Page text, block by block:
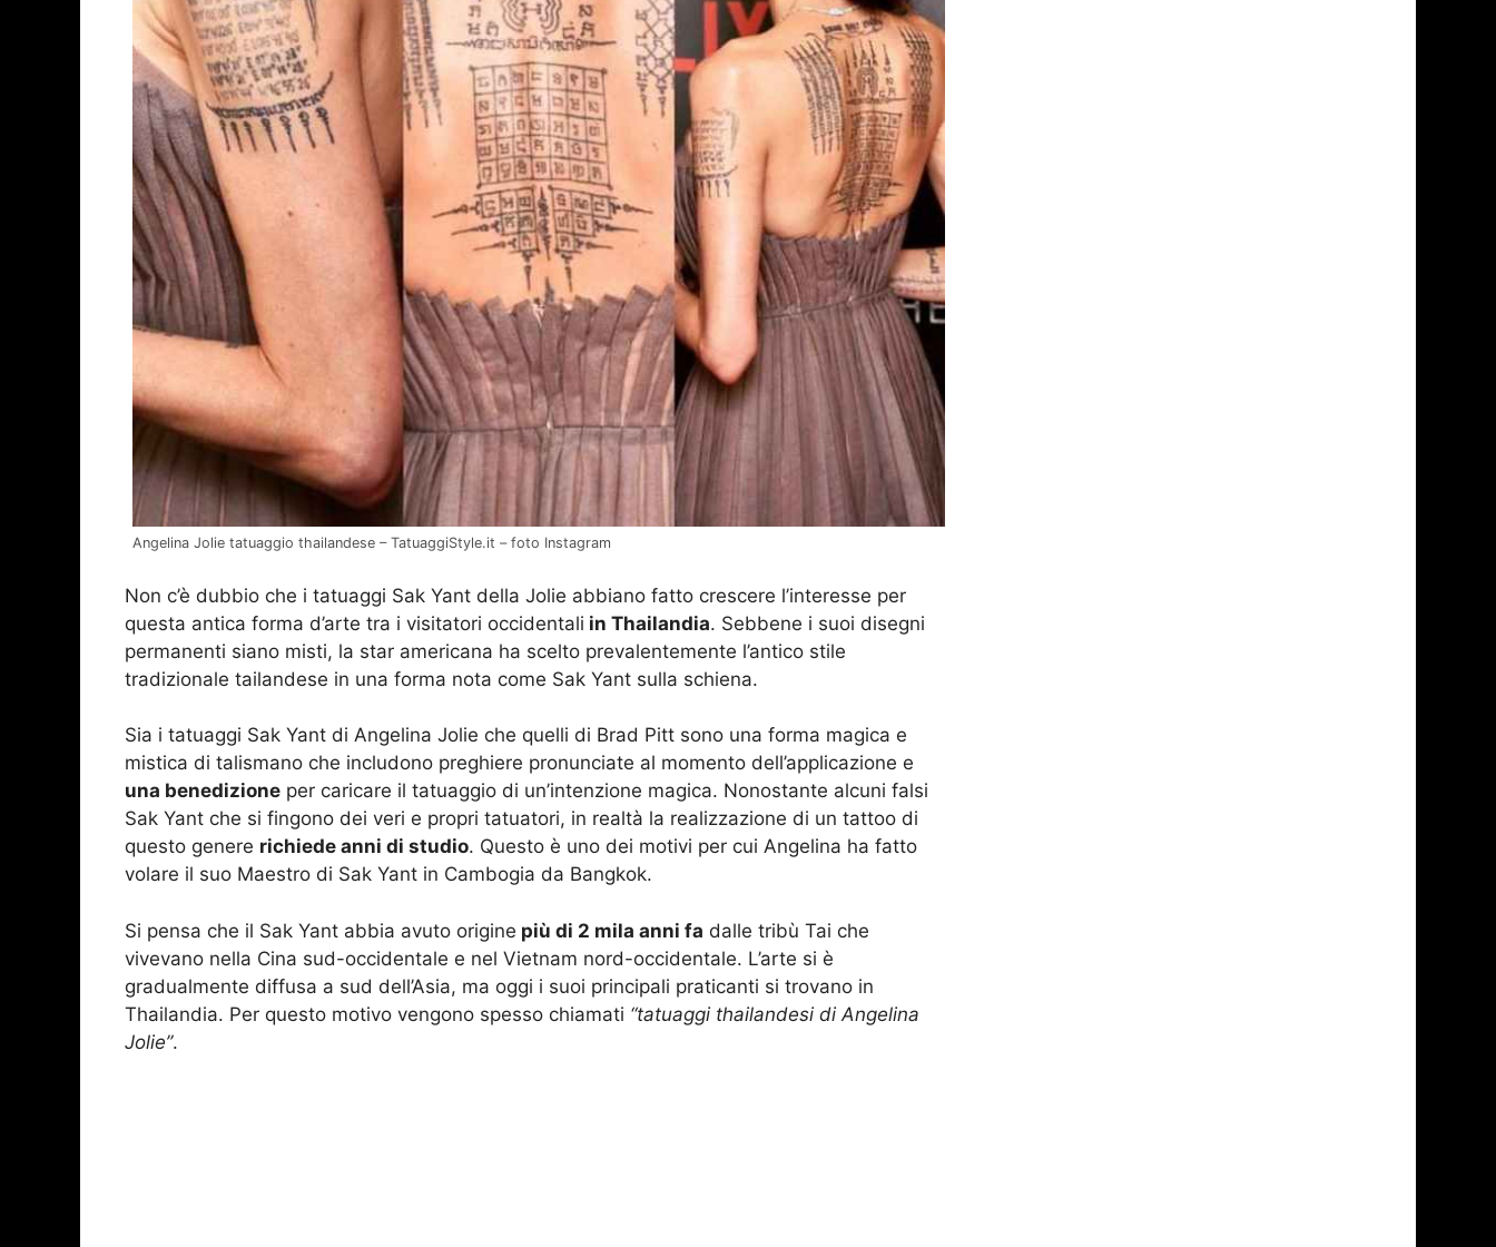
Angelina Jolie tatuaggio thailandese – TatuaggiStyle.it – foto Instagram
Non c’è dubbio che i tatuaggi Sak Yant della Jolie abbiano fatto crescere l’interesse per
questa antica forma d’arte tra i visitatori occidentali in Thailandia. Sebbene i suoi disegni
permanenti siano misti, la star americana ha scelto prevalentemente l’antico stile
tradizionale tailandese in una forma nota come Sak Yant sulla schiena.
Sia i tatuaggi Sak Yant di Angelina Jolie che quelli di Brad Pitt sono una forma magica e
mistica di talismano che includono preghiere pronunciate al momento dell’applicazione e
una benedizione per caricare il tatuaggio di un’intenzione magica. Nonostante alcuni falsi
Sak Yant che si fingono dei veri e propri tatuatori, in realtà la realizzazione di un tattoo di
questo genere richiede anni di studio. Questo è uno dei motivi per cui Angelina ha fatto
volare il suo Maestro di Sak Yant in Cambogia da Bangkok.
Si pensa che il Sak Yant abbia avuto origine più di 2 mila anni fa dalle tribù Tai che
vivevano nella Cina sud-occidentale e nel Vietnam nord-occidentale. L’arte si è
gradualmente diffusa a sud dell’Asia, ma oggi i suoi principali praticanti si trovano in
Thailandia. Per questo motivo vengono spesso chiamati “tatuaggi thailandesi di Angelina
Jolie”.